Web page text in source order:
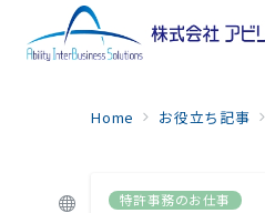
Home お役立ち記事
特許事務のお仕事